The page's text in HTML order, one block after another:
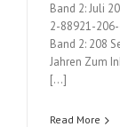
Band 2: Juli
2-88921-
Band 2: 208
Jahren Zum
[…]
Read More